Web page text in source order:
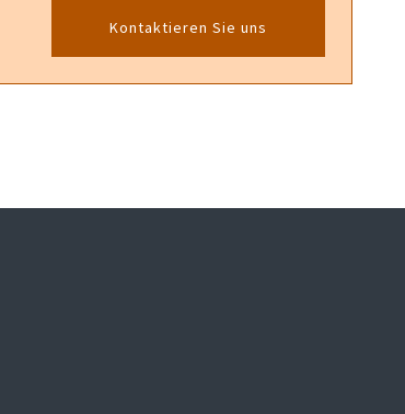
Kontaktieren Sie uns